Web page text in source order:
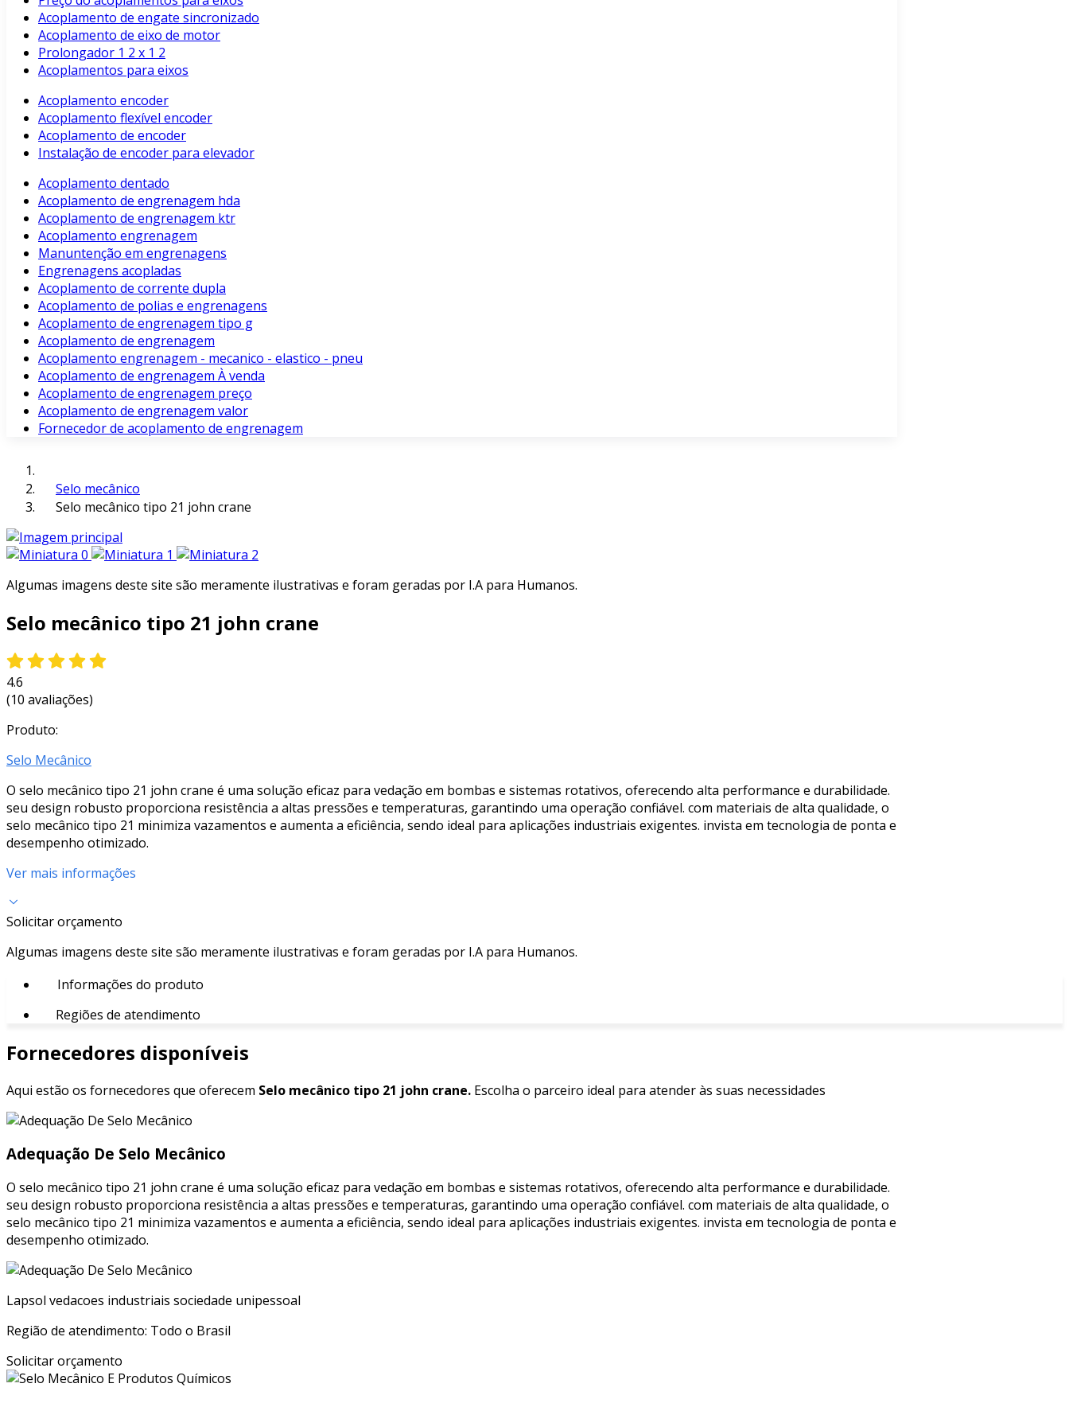
Acoplamento de engate sincronizado
Acoplamento de eixo de motor
Prolongador 1 2 x 1 2
Acoplamentos para eixos
Acoplamento encoder
Acoplamento flexível encoder
Acoplamento de encoder
Instalação de encoder para elevador
Acoplamento dentado
Acoplamento de engrenagem hda
Acoplamento de engrenagem ktr
Acoplamento engrenagem
Manuntenção em engrenagens
Engrenagens acopladas
Acoplamento de corrente dupla
Acoplamento de polias e engrenagens
Acoplamento de engrenagem tipo g
Acoplamento de engrenagem
Acoplamento engrenagem - mecanico - elastico - pneu
Acoplamento de engrenagem À venda
Acoplamento de engrenagem preço
Acoplamento de engrenagem valor
Fornecedor de acoplamento de engrenagem
Selo mecânico
Selo mecânico tipo 21 john crane
Algumas imagens deste site são meramente ilustrativas e foram geradas por I.A para Humanos.
Selo mecânico tipo 21 john crane
4.6
(10 avaliações)
Produto:
Selo Mecânico
O selo mecânico tipo 21 john crane é uma solução eficaz para vedação em bombas e sistemas rotativos, oferecendo alta performance e durabilidade.
seu design robusto proporciona resistência a altas pressões e temperaturas, garantindo uma operação confiável. com materiais de alta qualidade, o
selo mecânico tipo 21 minimiza vazamentos e aumenta a eficiência, sendo ideal para aplicações industriais exigentes. invista em tecnologia de ponta e
desempenho otimizado.
Ver mais informações
Solicitar orçamento
Algumas imagens deste site são meramente ilustrativas e foram geradas por I.A para Humanos.
Informações do produto
Regiões de atendimento
Fornecedores disponíveis
Aqui estão os fornecedores que oferecem Selo mecânico tipo 21 john crane. Escolha o parceiro ideal para atender às suas necessidades
Adequação De Selo Mecânico
O selo mecânico tipo 21 john crane é uma solução eficaz para vedação em bombas e sistemas rotativos, oferecendo alta performance e durabilidade.
seu design robusto proporciona resistência a altas pressões e temperaturas, garantindo uma operação confiável. com materiais de alta qualidade, o
selo mecânico tipo 21 minimiza vazamentos e aumenta a eficiência, sendo ideal para aplicações industriais exigentes. invista em tecnologia de ponta e
desempenho otimizado.
Lapsol vedacoes industriais sociedade unipessoal
Região de atendimento: Todo o Brasil
Solicitar orçamento